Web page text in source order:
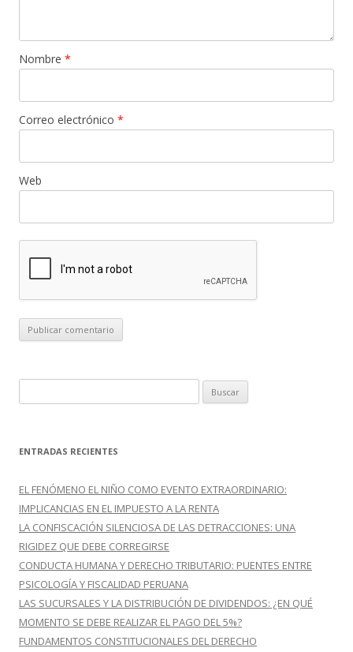
Nombre *
Correo electrónico *
Web
u
c
r
:
ENTRADAS RECIENTES
EL FENÓMENO EL NIÑO COMO EVENTO EXTRAORDINARIO:
IMPLICANCIAS EN EL IMPUESTO A LA RENTA
LA CONFISCACIÓN SILENCIOSA DE LAS DETRACCIONES: UNA
RIGIDEZ QUE DEBE CORREGIRSE
CONDUCTA HUMANA Y DERECHO TRIBUTARIO: PUENTES ENTRE
PSICOLOGÍA Y FISCALIDAD PERUANA
LAS SUCURSALES Y LA DISTRIBUCIÓN DE DIVIDENDOS: ¿EN QUÉ
MOMENTO SE DEBE REALIZAR EL PAGO DEL 5%?
FUNDAMENTOS CONSTITUCIONALES DEL DERECHO